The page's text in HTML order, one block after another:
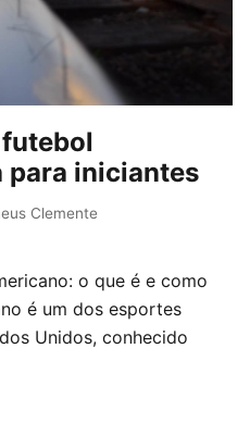
para iniciantes
Clemente
o que é e como
é um dos esportes
Unidos, conhecido